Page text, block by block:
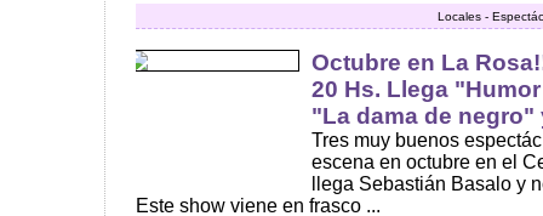
Locales -
Octubre en La
20 Hs. Llega
"La dama de
Tres muy buenos
escena en octubre en el
llega Sebastián Basalo y
Este show viene en frasco ...